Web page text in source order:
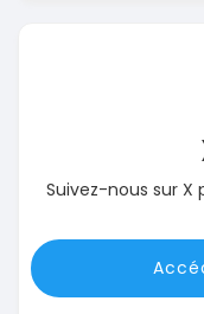
Suivez-nous sur